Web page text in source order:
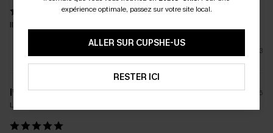
Il est magnifique
3
l****
15/07/2026
La taille achetée:
expérience optimale, passez sur votre site local.
ALLER SUR CUPSHE-US
RESTER ICI